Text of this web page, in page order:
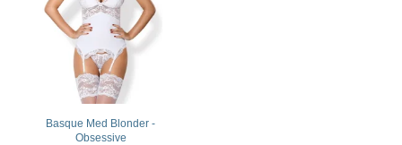
Basque Med Blonder -
Obsessive